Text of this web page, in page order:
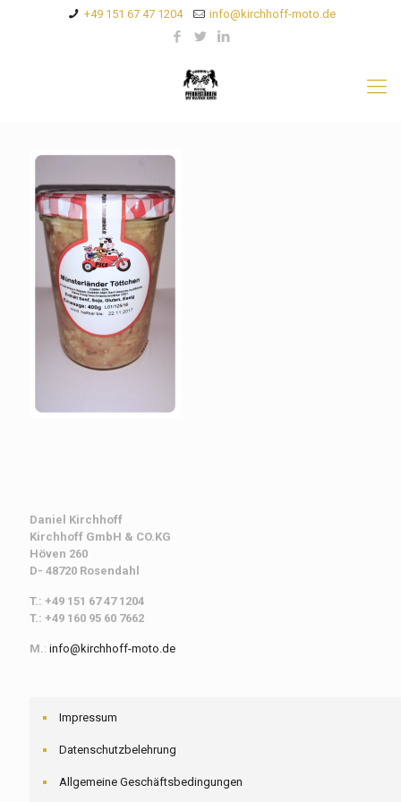
+49 151 67 47 1204 info@kirchhoff-moto.de
Daniel Kirchhoff
Kirchhoff GmbH & CO.KG
Höven 260
D- 48720 Rosendahl
T.: +49 151 67 47 1204
T.: +49 160 95 60 7662
M.: info@kirchhoff-moto.de
Impressum
Datenschutzbelehrung
Allgemeine Geschäftsbedingungen